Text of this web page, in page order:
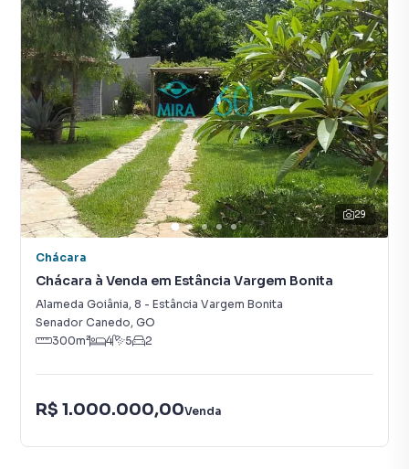
29
Chácara
Chácara à Venda em Estância Vargem Bonita
Alameda Goiânia, 8 - Estância Vargem Bonita
Senador Canedo, GO
300m² 4 5 2
R$ 1.000.000,00Venda